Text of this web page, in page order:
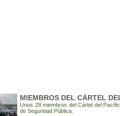
MIEMBROS DEL CÁRTEL
Unos 28 miembros del Cártel del
de Seguridad Pública.